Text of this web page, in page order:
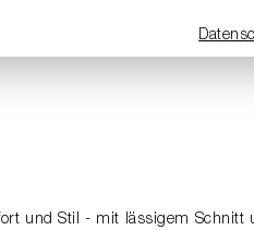
und Stil - mit lässigem Schnitt